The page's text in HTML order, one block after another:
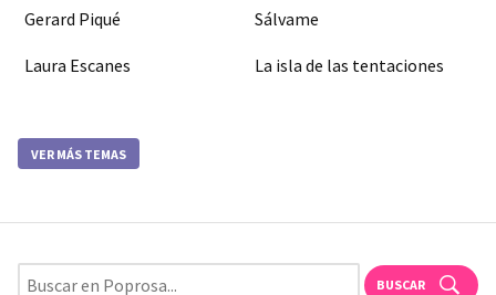
Gerard Piqué Sálvame
Laura Escanes La isla de las tentaciones
VER MÁS TEMAS
BUSCAR